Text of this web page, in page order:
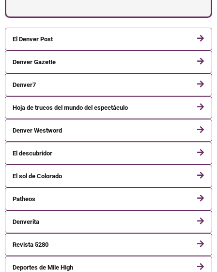
El Denver Post
Denver Gazette
Denver7
Hoja de trucos del mundo del espectáculo
Denver Westword
El descubridor
El sol de Colorado
Patheos
Denverita
Revista 5280
Deportes de Mile High